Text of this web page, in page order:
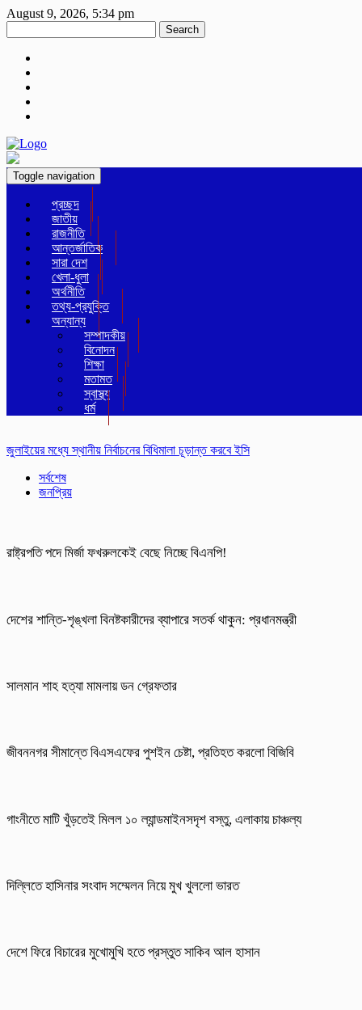
August 9, 2026, 5:34 pm
Search
Toggle navigation
প্রচ্ছদ
জাতীয়
রাজনীতি
আন্তর্জাতিক
সারা দেশ
খেলা-ধুলা
অর্থনীতি
তথ্য-প্রযুক্তি
অন্যান্য
সম্পাদকীয়
বিনোদন
শিক্ষা
মতামত
স্বাস্থ্য
ধর্ম
জুলাইয়ের মধ্যে স্থানীয় নির্বাচনের বিধিমালা চূড়ান্ত করবে ইসি
সর্বশেষ
জনপ্রিয়
রাষ্ট্রপতি পদে মির্জা ফখরুলকেই বেছে নিচ্ছে বিএনপি!
দেশের শান্তি-শৃঙ্খলা বিনষ্টকারীদের ব্যাপারে সতর্ক থাকুন: প্রধানমন্ত্রী
সালমান শাহ হত্যা মামলায় ডন গ্রেফতার
জীবননগর সীমান্তে বিএসএফের পুশইন চেষ্টা, প্রতিহত করলো বিজিবি
গাংনীতে মাটি খুঁড়তেই মিলল ১০ ল্যান্ডমাইনসদৃশ বস্তু, এলাকায় চাঞ্চল্য
দিল্লিতে হাসিনার সংবাদ সম্মেলন নিয়ে মুখ খুললো ভারত
দেশে ফিরে বিচারের মুখোমুখি হতে প্রস্তুত সাকিব আল হাসান